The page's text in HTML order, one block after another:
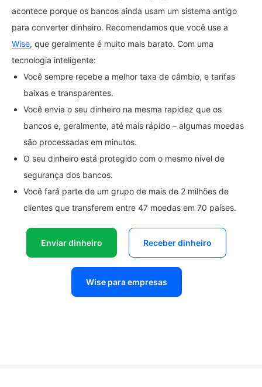
acontece porque os bancos ainda usam um sistema antigo
para converter dinheiro. Recomendamos que você use a
Wise, que geralmente é muito mais barato. Com uma
tecnologia inteligente:
Você sempre recebe a melhor taxa de câmbio, e tarifas
baixas e transparentes.
Você envia o seu dinheiro na mesma rapidez que os
bancos e, geralmente, até mais rápido – algumas moedas
são processadas em minutos.
O seu dinheiro está protegido com o mesmo nível de
segurança dos bancos.
Você fará parte de um grupo de mais de 2 milhões de
clientes que transferem entre 47 moedas em 70 países.
Enviar dinheiro Receber dinheiro
Wise para empresas